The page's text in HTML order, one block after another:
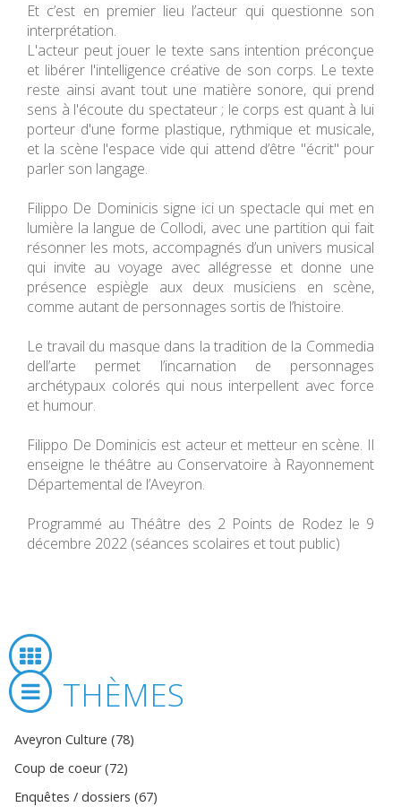
Et c’est en premier lieu l’acteur qui questionne son
interprétation.
L'acteur peut jouer le texte sans intention préconçue
et libérer l'intelligence créative de son corps. Le texte
reste ainsi avant tout une matière sonore, qui prend
sens à l'écoute du spectateur ; le corps est quant à lui
porteur d'une forme plastique, rythmique et musicale,
et la scène l'espace vide qui attend d’être "écrit" pour
parler son langage.
Filippo De Dominicis signe ici un spectacle qui met en
lumière la langue de Collodi, avec une partition qui fait
résonner les mots, accompagnés d’un univers musical
qui invite au voyage avec allégresse et donne une
présence espiègle aux deux musiciens en scène,
comme autant de personnages sortis de l’histoire.
Le travail du masque dans la tradition de la Commedia
dell’arte permet l’incarnation de personnages
archétypaux colorés qui nous interpellent avec force
et humour.
Filippo De Dominicis est acteur et metteur en scène. Il
enseigne le théâtre au Conservatoire à Rayonnement
Départemental de l’Aveyron.
Programmé au Théâtre des 2 Points de Rodez le 9
décembre 2022 (séances scolaires et tout public)
THÈMES
Aveyron Culture (78)
Coup de coeur (72)
Enquêtes / dossiers (67)